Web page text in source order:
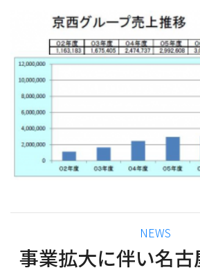
カ
テ
ゴ
NEWS
事業拡大に伴い名古